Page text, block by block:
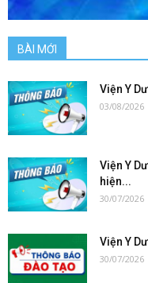
BÀI MỚI
Viện Y
03/08/2026
Viện Y
hiện...
30/07/2026
Viện Y
30/07/2026